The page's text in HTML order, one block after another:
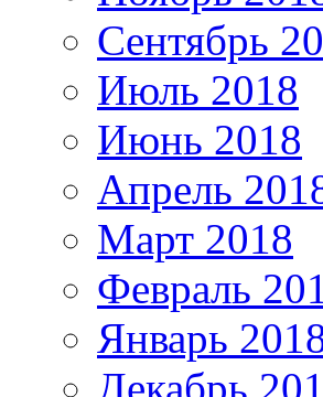
Сентябрь
Июль 2018
Июнь 2018
Апрель
Март 2018
Февраль
Январь
Декабрь